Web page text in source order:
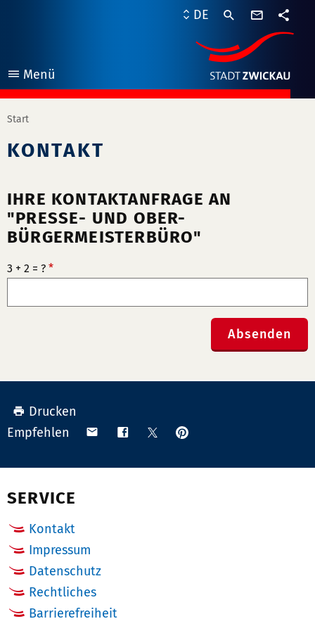
Menü
öffnen
DE
Start
KONTAKT
IHRE KONTAKTANFRAGE AN
"PRESSE- UND OBER-
BÜRGERMEISTERBÜRO"
3 + 2 = ? *
Absenden
Drucken
Empfehlen
Teilen Teilen TeilenAnpinnen
SERVICE
Kontakt
Impressum
Datenschutz
Rechtliches
Barrierefreiheit